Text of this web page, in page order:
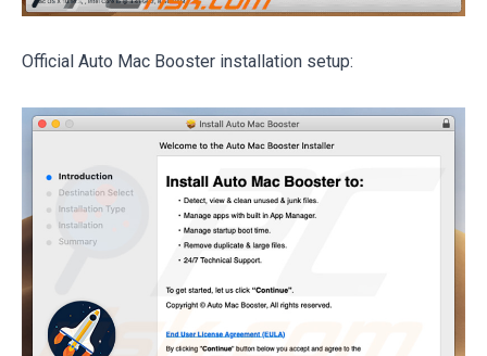
Official Auto Mac Booster installation setup: